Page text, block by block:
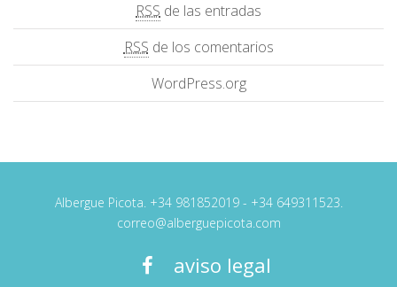
RSS de las entradas
RSS de los comentarios
WordPress.org
Albergue Picota. +34 981852019 - +34 649311523.
correo@alberguepicota.com
aviso legal